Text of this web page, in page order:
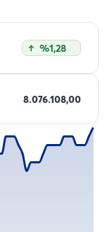
%1,28
8.076.108,00